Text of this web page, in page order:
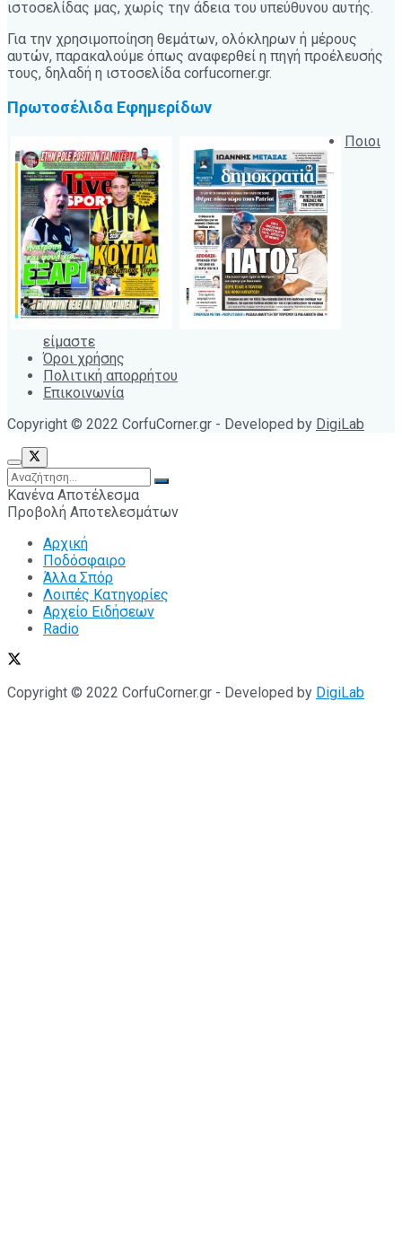
ιστοσελίδας μας, χωρίς την άδεια του υπεύθυνου αυτής.
Για την χρησιμοποίηση θεμάτων, ολόκληρων ή μέρους
αυτών, παρακαλούμε όπως αναφερθεί η πηγή προέλευσής
τους, δηλαδή η ιστοσελίδα corfucorner.gr.
Πρωτοσέλιδα Εφημερίδων
Ποιοι
είμαστε
Όροι χρήσης
Πολιτική απορρήτου
Επικοινωνία
Copyright © 2022 CorfuCorner.gr - Developed by DigiLab
Κανένα Αποτέλεσμα
Προβολή Αποτελεσμάτων
Αρχική
Ποδόσφαιρο
Άλλα Σπόρ
Λοιπές Κατηγορίες
Αρχείο Ειδήσεων
Radio
Copyright © 2022 CorfuCorner.gr - Developed by DigiLab